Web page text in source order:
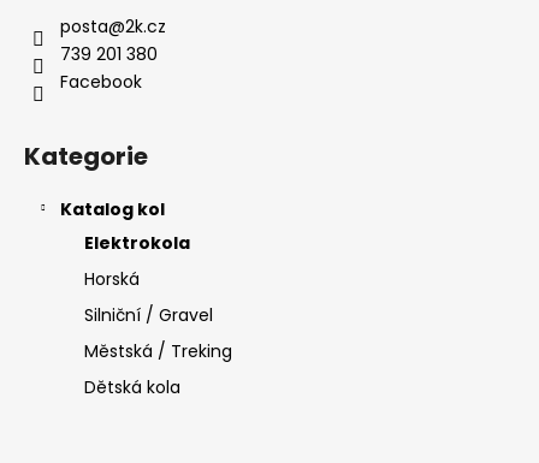
posta@2k.cz
739 201 380
Facebook
Kategorie
Katalog kol
Elektrokola
Horská
Silniční / Gravel
Městská / Treking
Dětská kola